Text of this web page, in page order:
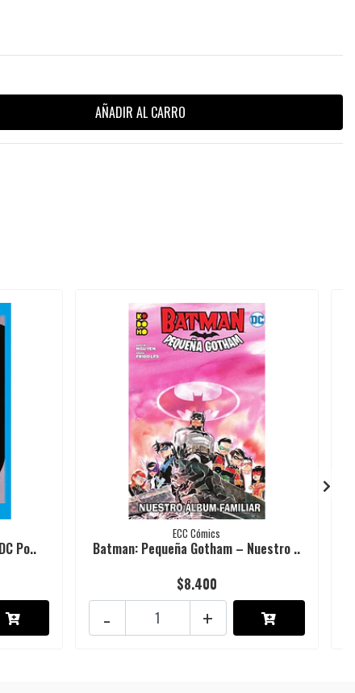
Po..
ECC Cómics
Batman: Pequeña Gotham – Nuestro ..
$8.400
+
-